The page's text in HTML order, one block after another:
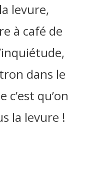
levure,
à café de
dans le
c’est qu’on
la levure !